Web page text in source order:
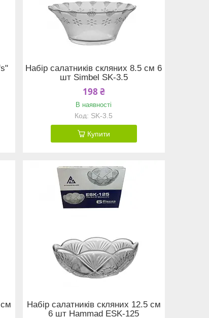
Набір салатників скляних 8.5 см 6
шт Simbel SK-3.5
198 ₴
В наявності
SK-3.5
Купити
Набір салатників скляних 12.5 см
6 шт Hammad ESK-125